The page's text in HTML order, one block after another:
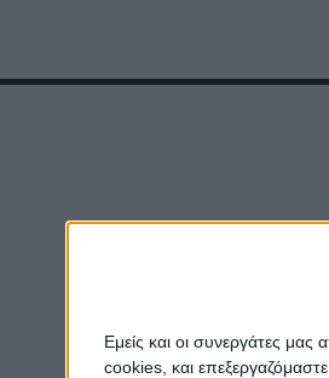
Εμείς και οι συνεργάτες
cookies, και